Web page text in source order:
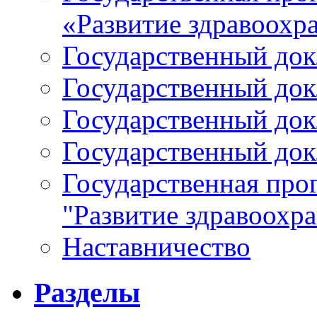
«Развитие
Государственный
Государственный
Государственный
Государственный
Государственная
"Развитие
Наставничество
Разделы